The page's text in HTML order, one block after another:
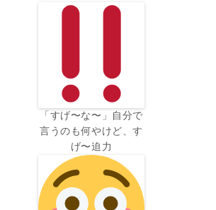
「すげ〜な〜」自分で
言うのも何やけど、す
げ〜迫力